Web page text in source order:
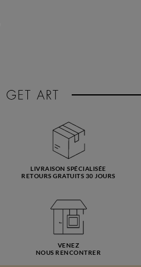
LIVRAISON SPÉCIALISÉE
RETOURS GRATUITS 30 JOURS
VENEZ
NOUS RENCONTRER